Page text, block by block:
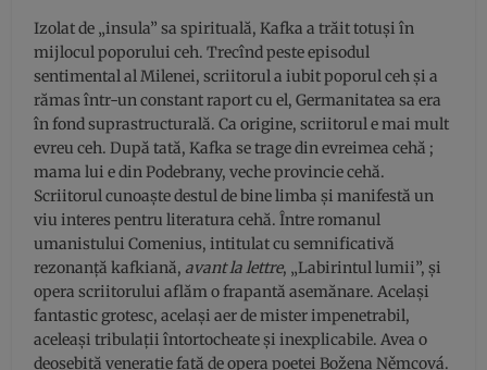
Izolat de „insula” sa spirituală, Kafka a trăit totuși în
mijlocul poporului ceh. Trecînd peste episodul
sentimental al Milenei, scriitorul a iubit poporul ceh și a
rămas într-un constant raport cu el, Germanitatea sa era
în fond suprastructurală. Ca origine, scriitorul e mai mult
evreu ceh. După tată, Kafka se trage din evreimea cehă ;
mama lui e din Podebrany, veche provincie cehă.
Scriitorul cunoaște destul de bine limba și manifestă un
viu interes pentru literatura cehă. Între romanul
umanistului Comenius, intitulat cu semnificativă
rezonanță kafkiană, avant la lettre, „Labirintul lumii”, și
opera scriitorului aflăm o frapantă asemănare. Același
fantastic grotesc, același aer de mister impenetrabil,
aceleași tribulații întortocheate și inexplicabile. Avea o
deosebită venerație față de opera poetei Božena Němcová.